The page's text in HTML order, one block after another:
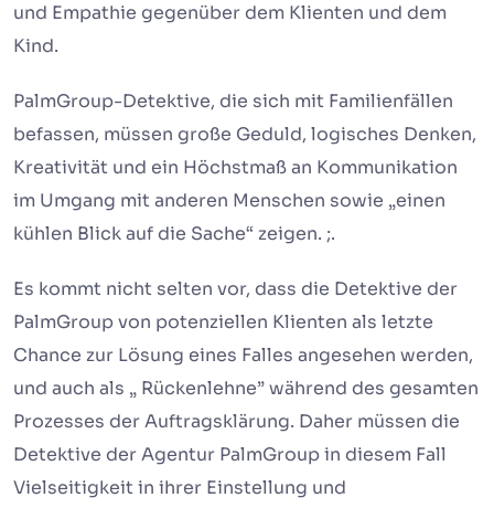
und Empathie gegenüber dem Klienten und dem
Kind.
PalmGroup-Detektive, die sich mit Familienfällen
befassen, müssen große Geduld, logisches Denken,
Kreativität und ein Höchstmaß an Kommunikation
im Umgang mit anderen Menschen sowie „einen
kühlen Blick auf die Sache“ zeigen. ;.
Es kommt nicht selten vor, dass die Detektive der
PalmGroup von potenziellen Klienten als letzte
Chance zur Lösung eines Falles angesehen werden,
und auch als „ Rückenlehne” während des gesamten
Prozesses der Auftragsklärung. Daher müssen die
Detektive der Agentur PalmGroup in diesem Fall
Vielseitigkeit in ihrer Einstellung und